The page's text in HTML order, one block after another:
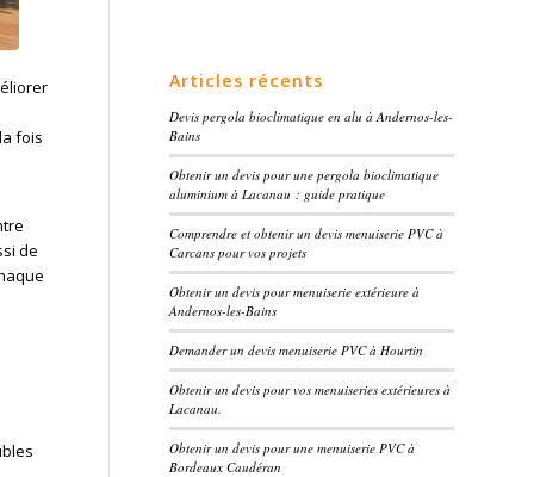
fois
de
Articles récents
Devis pergola bioclimatique en alu à Andernos-les-
Bains
Obtenir un devis pour une pergola bioclimatique
aluminium à Lacanau : guide pratique
Comprendre et obtenir un devis menuiserie PVC à
Carcans pour vos projets
Obtenir un devis pour menuiserie extérieure à
Andernos-les-Bains
Demander un devis menuiserie PVC à Hourtin
Obtenir un devis pour vos menuiseries extérieures à
Lacanau.
Obtenir un devis pour une menuiserie PVC à
Bordeaux Caudéran